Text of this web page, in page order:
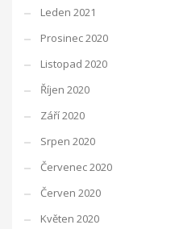
Leden 2021
Prosinec 2020
Listopad 2020
Říjen 2020
Září 2020
Srpen 2020
Červenec 2020
Červen 2020
Květen 2020